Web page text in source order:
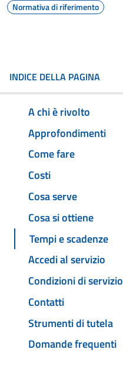
Normativa di riferimento
INDICE DELLA PAGINA
A chi è rivolto
Approfondimenti
Come fare
Costi
Cosa serve
Cosa si ottiene
Tempi e scadenze
Accedi al servizio
Condizioni di servizio
Contatti
Strumenti di tutela
Domande frequenti